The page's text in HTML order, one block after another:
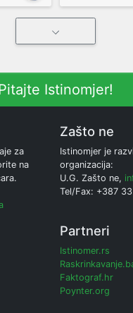
Istinomjer!
za
na
Zašto ne
Istinomjer je
organizacija:
U.G. Zašto ne,
Tel/Fax: +387
Partneri
Istinomer.rs
Faktograf.hr
Poynter.org